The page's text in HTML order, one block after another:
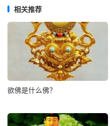
相关推荐
欲佛是什么佛？